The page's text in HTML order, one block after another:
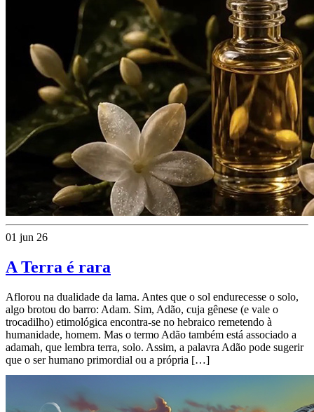
01 jun 26
A Terra é rara
Aflorou na dualidade da lama. Antes que o sol endurecesse o solo,
algo brotou do barro: Adam. Sim, Adão, cuja gênese (e vale o
trocadilho) etimológica encontra-se no hebraico remetendo à
humanidade, homem. Mas o termo Adão também está associado a
adamah, que lembra terra, solo. Assim, a palavra Adão pode sugerir
que o ser humano primordial ou a própria […]